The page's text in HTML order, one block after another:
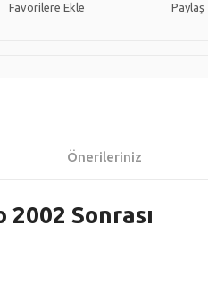
Paylaş
Önerileriniz
Sonrası